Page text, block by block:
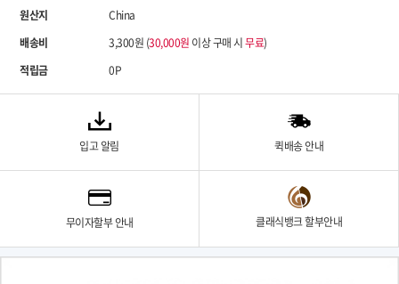
원산지
China
배송비
3,300원 (30,000원 이상 구매 시무료)
적립금
0P
입고 알림 퀵배송 안내
무이자할부 안내 클래식뱅크 할부안내